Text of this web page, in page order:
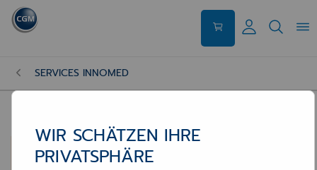
SERVICES INNOMED
WIR SCHÄTZEN IHRE
PRIVATSPHÄRE